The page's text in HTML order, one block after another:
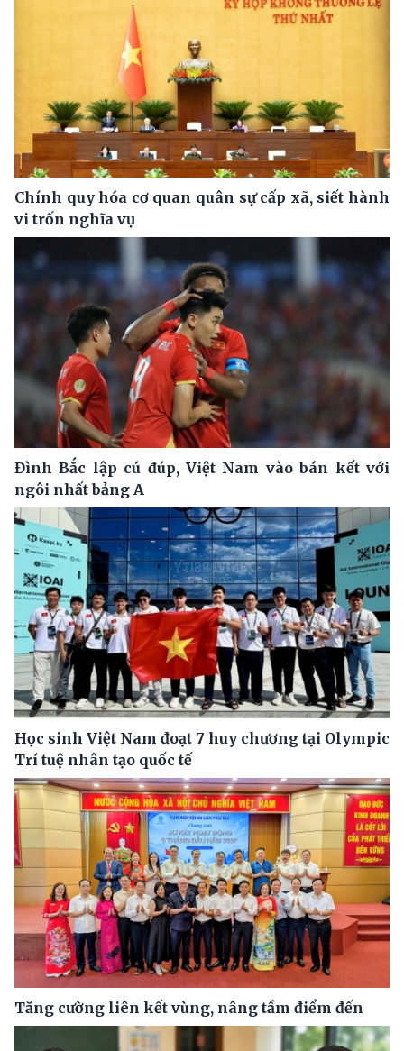
Chính quy hóa cơ quan quân sự cấp xã, siết hành
vi trốn nghĩa vụ
Đình Bắc lập cú đúp, Việt Nam vào bán kết với
ngôi nhất bảng A
Học sinh Việt Nam đoạt 7 huy chương tại Olympic
Trí tuệ nhân tạo quốc tế
Tăng cường liên kết vùng, nâng tầm điểm đến